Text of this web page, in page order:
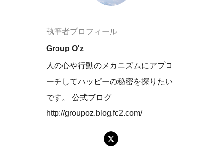
執筆者プロフィール
Group O'z
人の心や行動のメカニズムにアプロ
ーチしてハッピーの秘密を探りたい
です。 公式ブログ
http://groupoz.blog.fc2.com/